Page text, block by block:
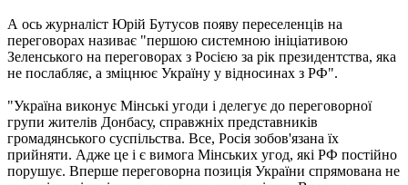
А ось журналіст Юрій Бутусов появу переселенців на
переговорах називає "першою системною ініціативою
Зеленського на переговорах з Росією за рік президентства, яка
не послабляє, а зміцнює Україну у відносинах з РФ".
"Україна виконує Мінські угоди і делегує до переговорної
групи жителів Донбасу, справжніх представників
громадянського суспільства. Все, Росія зобов'язана їх
прийняти. Адже це і є вимога Мінських угод, які РФ постійно
порушує. Вперше переговорна позиція України спрямована не